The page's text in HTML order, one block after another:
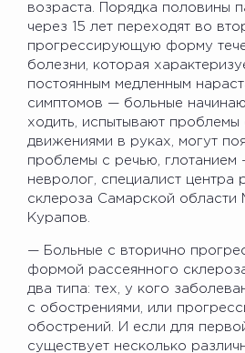
возраста. Порядка половины
через 15 лет переходят во
прогрессирующую форму
болезни, которая
постоянным медленным
симптомов — больные
ходить, испытывают проблемы
движениями в руках, могут
проблемы с речью, глотанием
невролог, специалист центра
склероза Самарской области
Курапов.
— Больные с вторично
формой рассеянного
два типа: тех, у кого
с обострениями, или
обострений. И если для
существует несколько